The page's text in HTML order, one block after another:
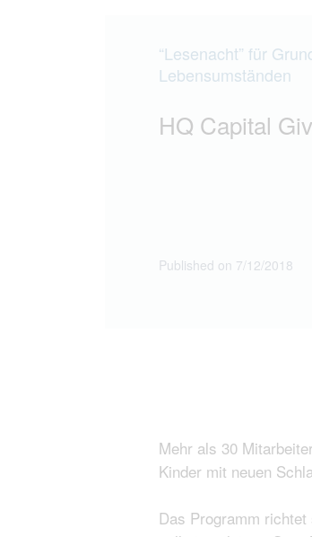
“Lesenacht” für
Lebensumständen
HQ Capital
Published on 7/12/2018
Mehr als 30
Kinder mit neuen
Das Programm